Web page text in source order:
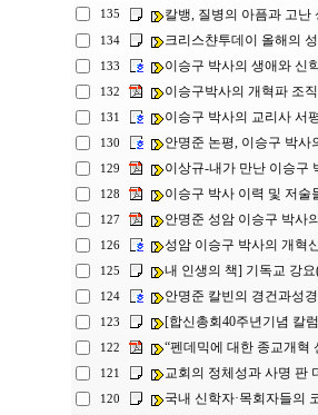
135 칼뱅, 질병의 아픔과 고
134 크리스챤투데이 올해의
133 이승구 박사의 생애와 신
132 이승구박사의 개혁파 조
131 이승구 박사의 교리사 서
130 안명준 논평, 이승구 박사
129 이상규-내가 만난 이승구
128 이승구 박사 이력 및 저술
127 안명준 성암 이승구 박사
126 성암 이승구 박사의 개혁
125 내 인생의 책] 기독교 강
124 안명준 칼빈의 경건과성
123 [합신총회40주년기념 칼
122 “펜데믹에 대한 종교개혁
121 교회의 정체성과 사명 판
120 국내 신학자·목회자들의